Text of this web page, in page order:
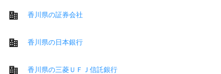
香川県の証券会社
香川県の日本銀行
香川県の三菱ＵＦＪ信託銀行